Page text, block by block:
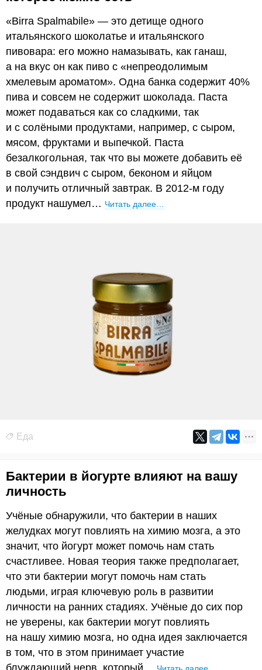
«Birra Spalmabile» — это детище одного
итальянского шоколатье и итальянского
пивовара: его можно намазывать, как ганаш,
а на вкус он как пиво с «непреодолимым
хмелевым ароматом». Одна банка содержит 40%
пива и совсем не содержит шоколада. Паста
может подаваться как со сладкими, так
и с солёными продуктами, например, с сыром,
мясом, фруктами и выпечкой. Паста
безалкогольная, так что вы можете добавить её
в свой сэндвич с сыром, беконом и яйцом
и получить отличный завтрак. В 2012-м году
продукт нашумел… Читать далее…
Еда
Бактерии в йогурте влияют на вашу
личность
Учёные обнаружили, что бактерии в наших
желудках могут повлиять на химию мозга, а это
значит, что йогурт может помочь нам стать
счастливее. Новая теория также предполагает,
что эти бактерии могут помочь нам стать
людьми, играя ключевую роль в развитии
личности на ранних стадиях. Учёные до сих пор
не уверены, как бактерии могут повлиять
на нашу химию мозга, но одна идея заключается
в том, что в этом принимает участие